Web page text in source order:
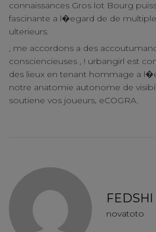
connaissances Gros lot Bourg
fascinante a l�egard de de
ulterieurs.
, me accordons a des
consciencieuses , ! urbangirl est
des lieux en tenant hommage a
notre anatomie autonome de
soutiene vos joueurs, eCOGRA.
FEDSHI
novatoto